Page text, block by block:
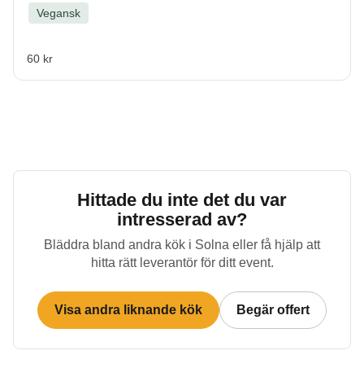
Vegansk
60 kr
Hittade du inte det du var
intresserad av?
Bläddra bland andra kök i Solna eller få hjälp att
hitta rätt leverantör för ditt event.
Visa andra liknande kök Begär offert